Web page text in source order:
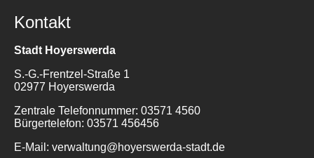
Kontakt
Stadt Hoyerswerda
S.-G.-Frentzel-Straße 1
02977 Hoyerswerda
Zentrale Telefonnummer: 03571 4560
Bürgertelefon: 03571 456456
E-Mail: verwaltung@hoyerswerda-stadt.de